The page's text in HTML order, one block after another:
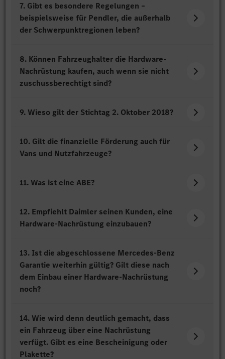
7. Gibt es besondere Regelungen –
beispielsweise für Pendler, die außerhalb
der Schwerpunktregionen leben?
8. Können Fahrzeughalter die Hardware-
Nachrüstung kaufen, auch wenn sie nicht
zuschussberechtigt sind?
9. Wieso gilt der Stichtag 2. Oktober 2018?
10. Gilt die finanzielle Förderung auch für
Vans und Nutzfahrzeuge?
11. Was ist eine ABE?
12. Empfiehlt Daimler seinen Kunden, eine
Hardware-Nachrüstung einzubauen?
13. Ist die abgeschlossene Mercedes-Benz
Garantie weiterhin gültig? Gilt diese nach
dem Einbau einer Hardware-Nachrüstung
noch?
14. Wie wird denn deutlich gemacht, dass
ein Fahrzeug über eine Nachrüstung
verfügt. Gibt es eine Bescheinigung oder
Plakette?